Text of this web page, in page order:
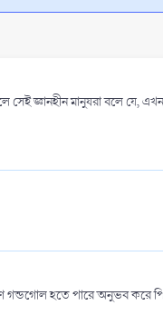
জ্ঞানহীন মানুষরা বলে যে,
হতে পারে অনুভব করে